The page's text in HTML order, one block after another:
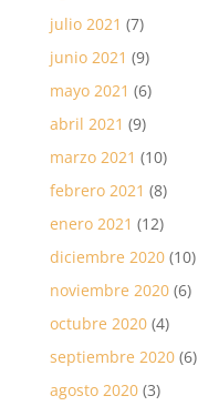
julio 2021 (7)
junio 2021 (9)
mayo 2021 (6)
abril 2021 (9)
marzo 2021 (10)
febrero 2021 (8)
enero 2021 (12)
diciembre 2020(10)
noviembre 2020(6)
octubre 2020(4)
septiembre 2020(6)
agosto 2020(3)